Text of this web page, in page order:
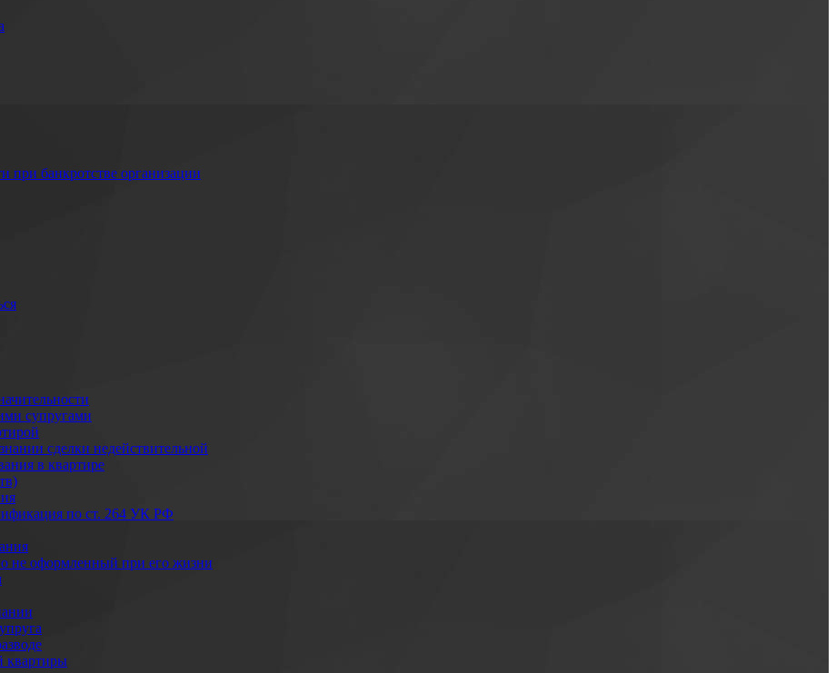
при банкротстве организации
супругами
сделки недействительной
в квартире
по ст. 264 УК РФ
не оформленный при его жизни
квартиры